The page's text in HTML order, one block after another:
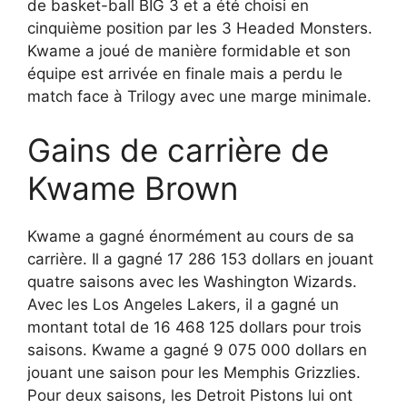
de basket-ball BIG 3 et a été choisi en
cinquième position par les 3 Headed Monsters.
Kwame a joué de manière formidable et son
équipe est arrivée en finale mais a perdu le
match face à Trilogy avec une marge minimale.
Gains de carrière de
Kwame Brown
Kwame a gagné énormément au cours de sa
carrière. Il a gagné 17 286 153 dollars en jouant
quatre saisons avec les Washington Wizards.
Avec les Los Angeles Lakers, il a gagné un
montant total de 16 468 125 dollars pour trois
saisons. Kwame a gagné 9 075 000 dollars en
jouant une saison pour les Memphis Grizzlies.
Pour deux saisons, les Detroit Pistons lui ont